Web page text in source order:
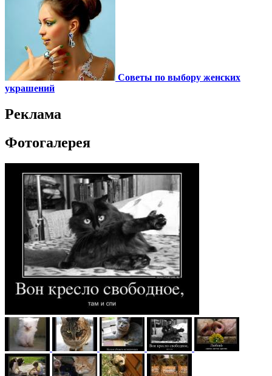
Советы по выбору женских
украшений
Реклама
Фотогалерея